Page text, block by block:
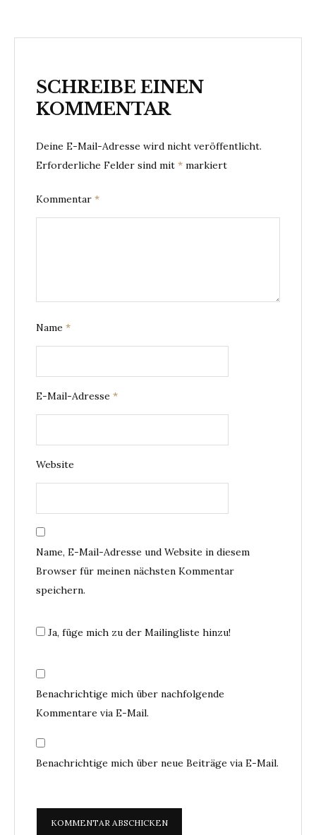
SCHREIBE EINEN
KOMMENTAR
Deine E-Mail-Adresse wird nicht veröffentlicht.
Erforderliche Felder sind mit * markiert
Kommentar *
Name *
E-Mail-Adresse *
Website
Name, E-Mail-Adresse und Website in diesem
Browser für meinen nächsten Kommentar
speichern.
Ja, füge mich zu der Mailingliste hinzu!
Benachrichtige mich über nachfolgende
Kommentare via E-Mail.
Benachrichtige mich über neue Beiträge via E-Mail.